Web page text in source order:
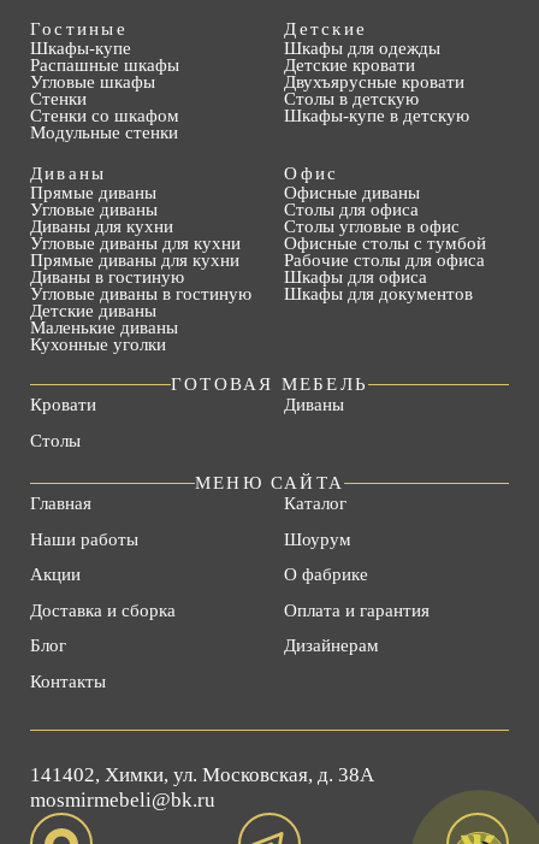
Гостиные
Шкафы-купе
Распашные шкафы
Угловые шкафы
Стенки
Стенки со шкафом
Модульные стенки
Детские
Шкафы для одежды
Детские кровати
Двухъярусные кровати
Столы в детскую
Шкафы-купе в детскую
Диваны
Прямые диваны
Угловые диваны
Диваны для кухни
Угловые диваны для кухни
Прямые диваны для кухни
Диваны в гостиную
Угловые диваны в гостиную
Детские диваны
Маленькие диваны
Кухонные уголки
Офис
Офисные диваны
Столы для офиса
Столы угловые в офис
Офисные столы с тумбой
Рабочие столы для офиса
Шкафы для офиса
Шкафы для документов
ГОТОВАЯ МЕБЕЛЬ
Кровати
Диваны
Столы
МЕНЮ САЙТА
Главная
Каталог
Наши работы
Шоурум
Акции
О фабрике
Доставка и сборка
Оплата и гарантия
Блог
Дизайнерам
Контакты
141402, Химки, ул. Московская, д. 38А
mosmirmebeli@bk.ru